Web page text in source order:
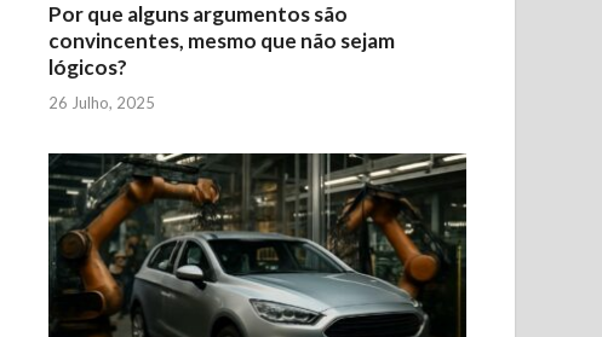
Por que alguns argumentos são
convincentes, mesmo que não sejam
lógicos?
26 Julho, 2025